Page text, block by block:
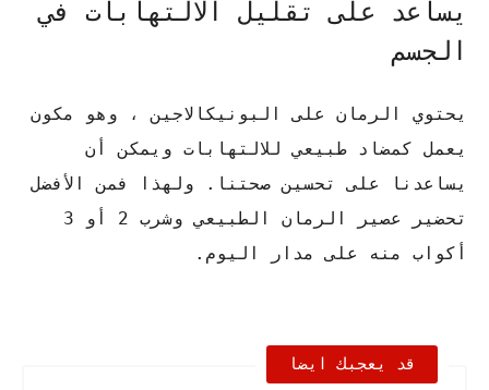
يساعد على تقليل الالتهابات في
الجسم
يحتوي الرمان على البونيكالاجين ، وهو مكون
يعمل كمضاد طبيعي للالتهابات ويمكن أن
يساعدنا على تحسين صحتنا. ولهذا فمن الأفضل
تحضير عصير الرمان الطبيعي وشرب 2 أو 3
أكواب منه على مدار اليوم.
قد يعجبك ايضا